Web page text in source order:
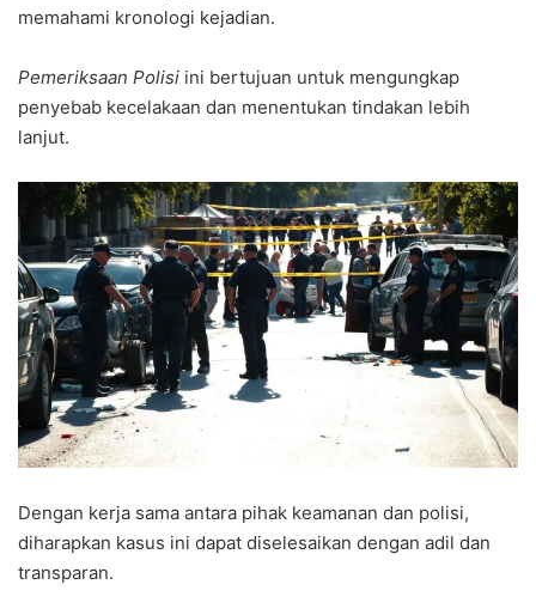
memahami kronologi kejadian.
Pemeriksaan Polisi ini bertujuan untuk mengungkap
penyebab kecelakaan dan menentukan tindakan lebih
lanjut.
Dengan kerja sama antara pihak keamanan dan polisi,
diharapkan kasus ini dapat diselesaikan dengan adil dan
transparan.